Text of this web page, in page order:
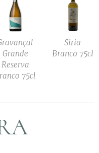
Grande
Reserva
75cl
Siria
Branco 75cl